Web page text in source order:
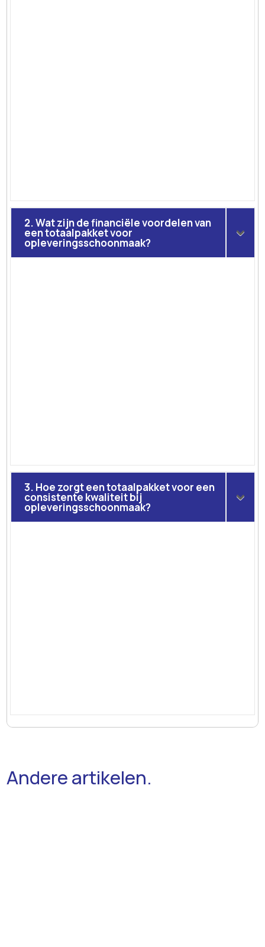
2. Wat zijn de financiële voordelen van
een totaalpakket voor
opleveringsschoonmaak?
3. Hoe zorgt een totaalpakket voor een
consistente kwaliteit bij
opleveringsschoonmaak?
Andere artikelen.